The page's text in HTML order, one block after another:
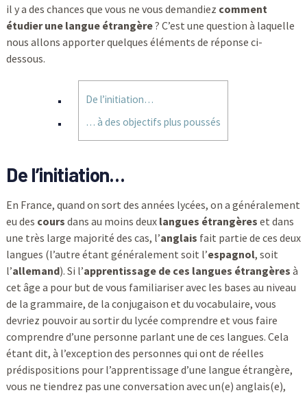
il y a des chances que vous ne vous demandiez comment
étudier une langue étrangère? C’est une question à laquelle
nous allons apporter quelques éléments de réponse ci-
dessous.
De l’initiation…
… à des objectifs plus poussés
De l’initiation…
En France, quand on sort des années lycées, on a généralement
eu des cours dans au moins deux langues étrangères et dans
une très large majorité des cas, l’anglais fait partie de ces deux
langues (l’autre étant généralement soit l’espagnol, soit
l’allemand). Si l’apprentissage de ces langues étrangères à
cet âge a pour but de vous familiariser avec les bases au niveau
de la grammaire, de la conjugaison et du vocabulaire, vous
devriez pouvoir au sortir du lycée comprendre et vous faire
comprendre d’une personne parlant une de ces langues. Cela
étant dit, à l’exception des personnes qui ont de réelles
prédispositions pour l’apprentissage d’une langue étrangère,
vous ne tiendrez pas une conversation avec un(e) anglais(e),